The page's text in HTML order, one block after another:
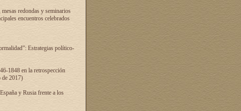
redondas y seminarios
encuentros celebrados
Estrategias político-
1848 en la retrospección
de 2017)
y Rusia frente a los